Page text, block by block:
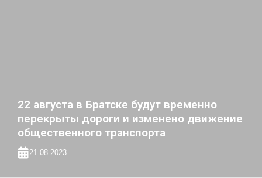
22 августа в Братске будут временно
перекрыты дороги и изменено движение
общественного транспорта
21.08.2023